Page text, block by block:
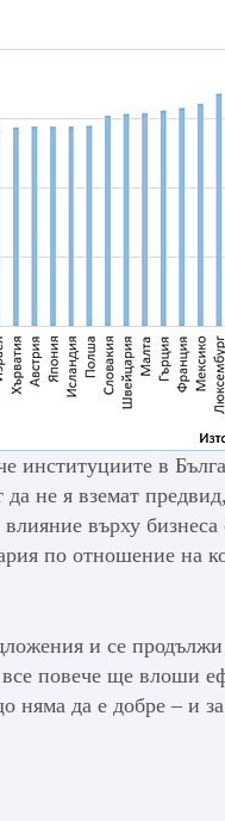
в
не я вземат
върху бизнеса
по отношение на
и се
повече ще влоши
няма да е добре – и